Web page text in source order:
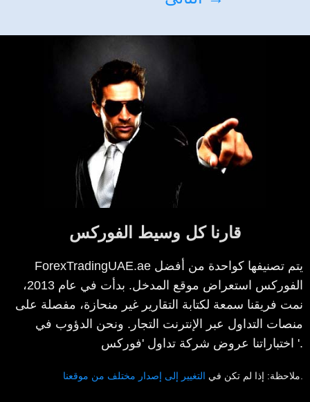
قارنا كل وسيط الفوركس
ForexTradingUAE.ae يتم تصنيفها كواحدة من أفضل
الفوركس استعراض موقع المدخل. بدأت في عام 2013،
نمت فريقنا سمعة لكتابة التقارير غير منحازة، مفصلة على
منصات التداول عبر الإنترنت التجار. ونحن الدؤوب في
اختباراتنا عروض شركة تداول 'فوركس '.
ملاحظة: إذا لم تكن في التغيير إلى إصدار مختلف من موقعنا .